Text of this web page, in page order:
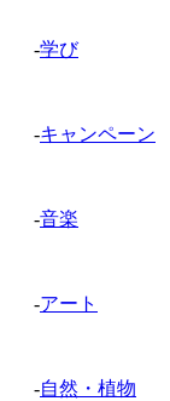
-学び
-キャンペーン
-音楽
-アート
-自然・植物